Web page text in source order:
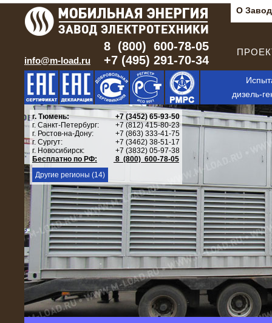
О
info@m-load.ru
8 (800) 600-78-05
+7 (495) 291-70-34
дизель-
г. Тюмень:
+7 (3452) 65-93-50
г. Санкт-Петербург:
+7 (812) 415-80-23
г. Ростов-на-Дону:
+7 (863) 333-41-75
г. Сургут:
+7 (3462) 38-51-17
г. Новосибирск:
+7 (3832) 05-97-38
Бесплатно по РФ:
8 (800) 600-78-05
Другие регионы (14)